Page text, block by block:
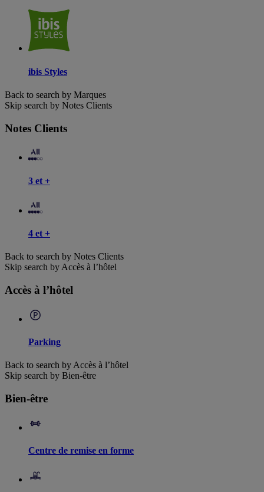
ibis Styles
Back to search by Marques
Skip search by Notes Clients
Notes Clients
3 et +
4 et +
Back to search by Notes Clients
Skip search by Accès à l’hôtel
Accès à l’hôtel
Parking
Back to search by Accès à l’hôtel
Skip search by Bien-être
Bien-être
Centre de remise en forme